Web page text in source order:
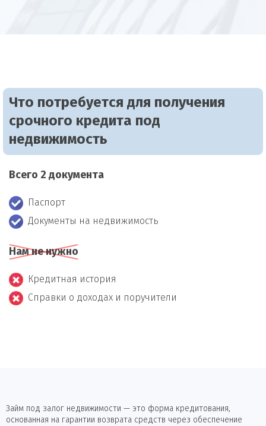
Что потребуется для получения
срочного кредита под
недвижимость
Всего 2 документа
Паспорт
Документы на недвижимость
Нам не нужно
Кредитная история
Справки о доходах и поручители
Займ под залог недвижимости — это форма кредитования,
основанная на гарантии возврата средств через обеспечение